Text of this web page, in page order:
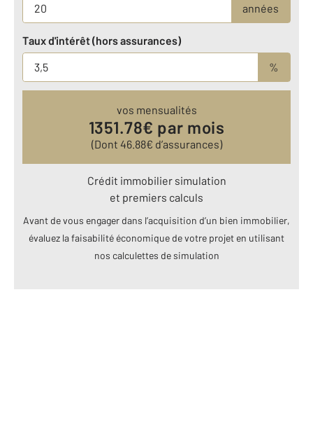
années
Taux d'intérêt (hors assurances)
%
vos mensualités
1351.78€ par mois
(Dont 46.88€ d’assurances)
Crédit immobilier simulation
et premiers calculs
Avant de vous engager dans l’acquisition d’un bien immobilier,
évaluez la faisabilité économique de votre projet en utilisant
nos calculettes de simulation